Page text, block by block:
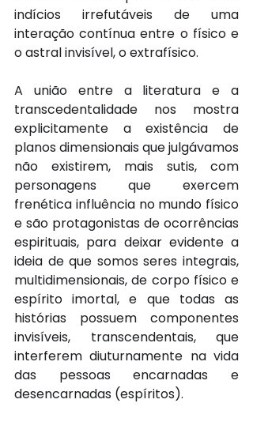
indícios irrefutáveis de uma
interação contínua entre o físico e
o astral invisível, o extrafísico.
A união entre a literatura e a
transcedentalidade nos mostra
explicitamente a existência de
planos dimensionais que julgávamos
não existirem, mais sutis, com
personagens que exercem
frenética influência no mundo físico
e são protagonistas de ocorrências
espirituais, para deixar evidente a
ideia de que somos seres integrais,
multidimensionais, de corpo físico e
espírito imortal, e que todas as
histórias possuem componentes
invisíveis, transcendentais, que
interferem diuturnamente na vida
das pessoas encarnadas e
desencarnadas (espíritos).